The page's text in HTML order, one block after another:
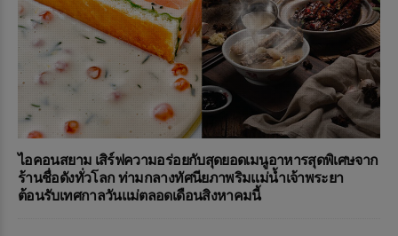
ไอคอนสยาม เสิร์ฟความอร่อยกับสุดยอดเมนูอาหารสุดพิเศษจาก
ร้านชื่อดังทั่วโลก ท่ามกลางทัศนียภาพริมแม่น้ำเจ้าพระยา
ต้อนรับเทศกาลวันแม่ตลอดเดือนสิงหาคมนี้